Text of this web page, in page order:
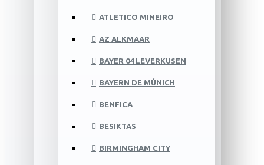
ATLETICO MINEIRO
AZ ALKMAAR
BAYER 04 LEVERKUSEN
BAYERN DE MÚNICH
BENFICA
BESIKTAS
BIRMINGHAM CITY